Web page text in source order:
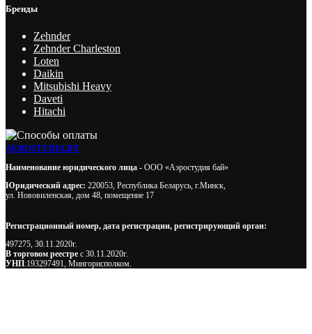
Бренды
Zehnder
Zehnder Charleston
Loten
Daikin
Mitsubishi Heavy
Daveti
Hitachi
AEROSTUDIA.BY
Наименование юридического лица - ООО «Аэростудия бай»
Юридический адрес: 220053, Республика Беларусь, г.Минск,
ул. Нововиленская, дом 48, помещение 17
Регистрационный номер, дата регистрации, регистрирующий орган:
497275, 30.11.2020г.
В торговом реестре с 30.11.2020г.
УНП:193297491, Мингорисполком.